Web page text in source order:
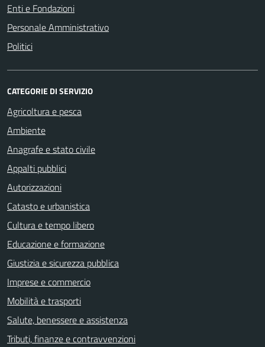
Enti e Fondazioni
Personale Amministrativo
Politici
CATEGORIE DI SERVIZIO
Agricoltura e pesca
Ambiente
Anagrafe e stato civile
Appalti pubblici
Autorizzazioni
Catasto e urbanistica
Cultura e tempo libero
Educazione e formazione
Giustizia e sicurezza pubblica
Imprese e commercio
Mobilità e trasporti
Salute, benessere e assistenza
Tributi, finanze e contravvenzioni